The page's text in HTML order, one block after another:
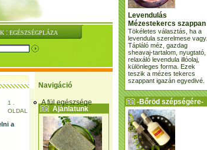
: EGÉSZSÉGPLÁZA
Navigáció
A fül egészsége
Ajánlatunk
1 .
OLDAL
a
Levendulás
Mézestekercs szappan
Tökéletes választás, ha a
levendula szerelmese vagy.
Tápláló méz, gazdag
sheavaj-tartalom, nyugtató,
relaxáló levendula illóolaj,
különleges forma. Ezek
teszik a mézes tekercs
szappant igazán egyedivé.
-Bőröd szépségére-